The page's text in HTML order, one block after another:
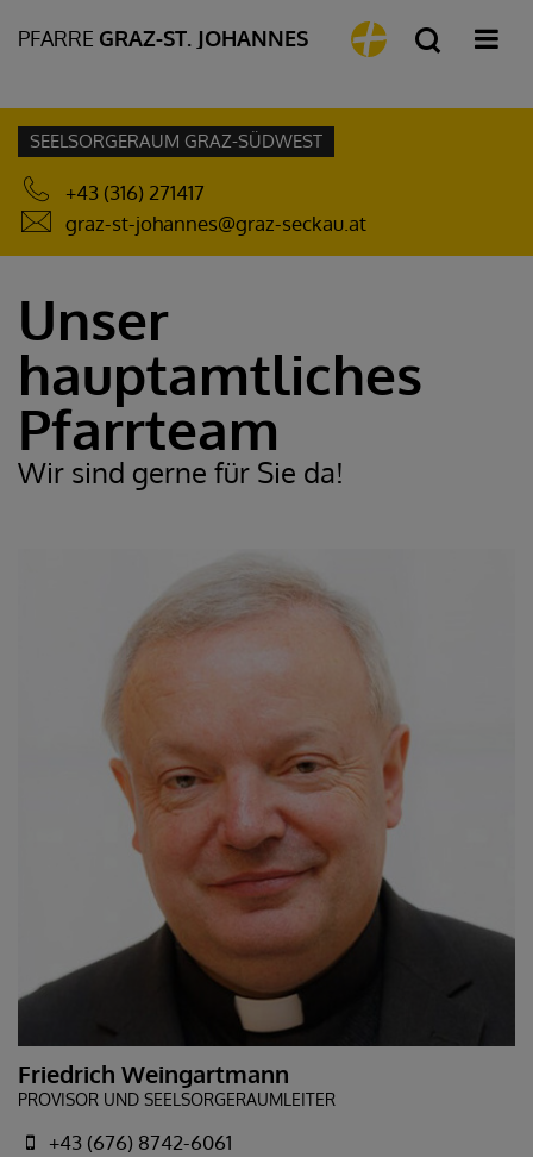
PFARRE GRAZ-ST. JOHANNES
SEELSORGERAUM GRAZ-SÜDWEST
+43 (316) 271417
graz-st-johannes@graz-seckau.at
Unser
hauptamtliches
Pfarrteam
Wir sind gerne für Sie da!
Friedrich Weingartmann
PROVISOR UND SEELSORGERAUMLEITER
+43 (676) 8742-6061